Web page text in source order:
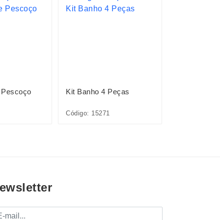
Kit Banho 4 Peças
Código: 15271